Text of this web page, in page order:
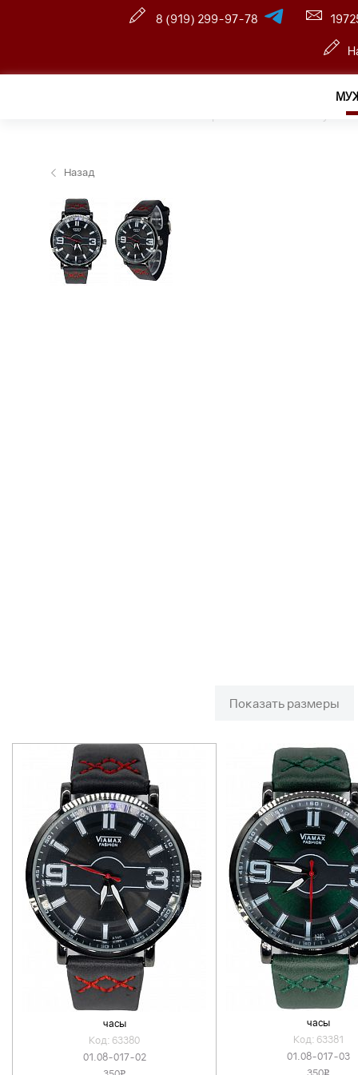
8 (919) 299-97-78
Назад
Показать размеры
часы
Код: 63380
01.08-017-02
часы
Код: 63381
01.08-017-03